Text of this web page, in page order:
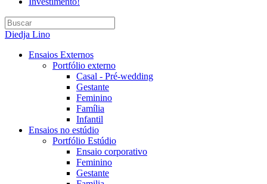
Diedja Lino
Ensaios Externos
Portfólio externo
Casal - Pré-wedding
Gestante
Feminino
Família
Infantil
Ensaios no estúdio
Portfólio Estúdio
Ensaio corporativo
Feminino
Gestante